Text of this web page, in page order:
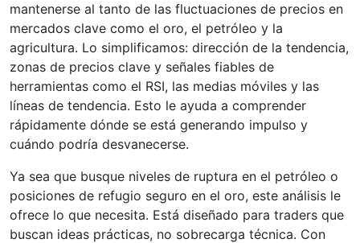
mantenerse al tanto de las fluctuaciones de precios en
mercados clave como el oro, el petróleo y la
agricultura. Lo simplificamos: dirección de la tendencia,
zonas de precios clave y señales fiables de
herramientas como el RSI, las medias móviles y las
líneas de tendencia. Esto le ayuda a comprender
rápidamente dónde se está generando impulso y
cuándo podría desvanecerse.
Ya sea que busque niveles de ruptura en el petróleo o
posiciones de refugio seguro en el oro, este análisis le
ofrece lo que necesita. Está diseñado para traders que
buscan ideas prácticas, no sobrecarga técnica. Con